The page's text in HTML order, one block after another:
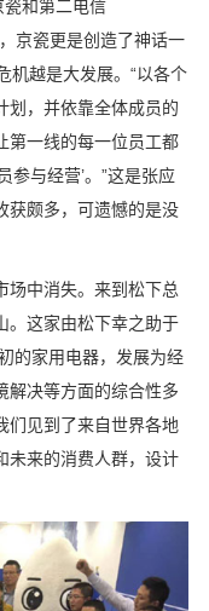
和第二电信
京瓷更是创造了神话一
越是大发展。“以各个
划，并依靠全体成员的
第一线的每一位员工都
参与经营’。”这是张应
获颇多，可遗憾的是没
场中消失。来到松下总
。这家由松下幸之助于
的家用电器，发展为经
解决等方面的综合性多
们见到了来自世界各地
未来的消费人群，设计